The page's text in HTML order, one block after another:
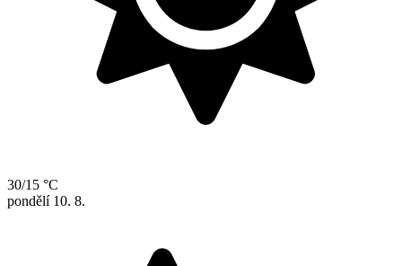
30/15 °C
pondělí 10. 8.